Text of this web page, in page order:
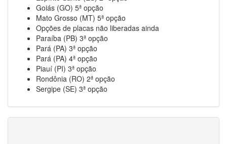
Goiás (GO) 5ª opção
Mato Grosso (MT) 5ª opção
Opções de placas não liberadas ainda
Paraíba (PB) 3ª opção
Pará (PA) 3ª opção
Pará (PA) 4ª opção
Piauí (PI) 3ª opção
Rondônia (RO) 2ª opção
Sergipe (SE) 3ª opção